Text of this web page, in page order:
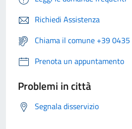
Richiedi Assistenza
Chiama il comune +39
Prenota un appuntamento
Problemi in città
Segnala disservizio